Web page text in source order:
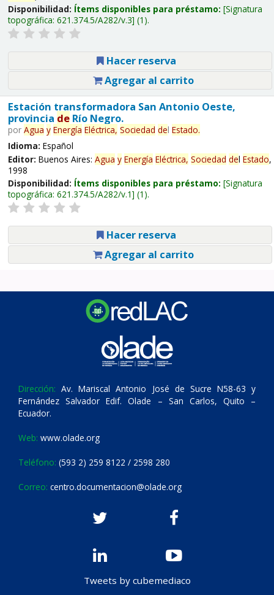
Disponibilidad: Ítems disponibles para préstamo: Signatura
topográfica: 621.374.5/A282/v.3 (1).
Hacer reserva
Agregar al carrito
Estación transformadora San Antonio Oeste,
provincia deRío Negro.
por Agua y Energía Eléctrica, Sociedad del Estado.
Idioma: Español
Editor: Buenos Aires: Agua y Energía Eléctrica, Sociedad del Estado,
1998
Disponibilidad: Ítems disponibles para préstamo: Signatura
topográfica: 621.374.5/A282/v.1 (1).
Hacer reserva
Agregar al carrito
Dirección: Av. Mariscal Antonio José de Sucre N58-63 y
Fernández Salvador Edif. Olade – San Carlos, Quito –
Ecuador.
Web: www.olade.org
Teléfono: (593 2) 259 8122 / 2598 280
Correo: centro.documentacion@olade.org
Tweets by cubemediaco